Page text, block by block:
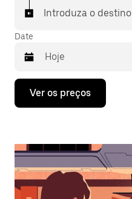
Introduza o destino
Date
Prima
tecla
interagir
o
calendário
Ver os preços